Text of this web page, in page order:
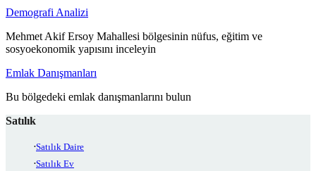
Demografi Analizi
Mehmet Akif Ersoy Mahallesi bölgesinin nüfus, eğitim ve
sosyoekonomik yapısını inceleyin
Emlak Danışmanları
Bu bölgedeki emlak danışmanlarını bulun
Satılık
Satılık Daire
Satılık Ev